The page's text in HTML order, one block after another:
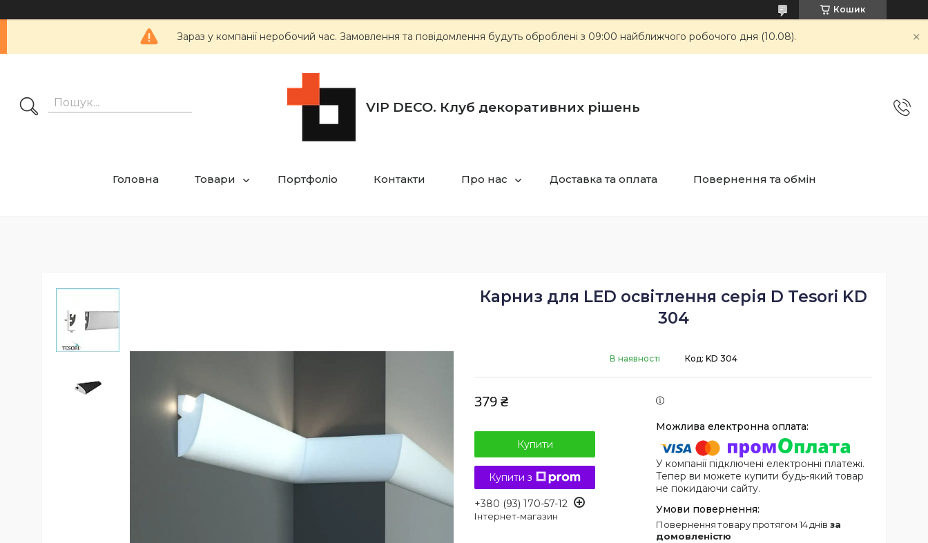
Кошик
Зараз у компанії неробочий час. Замовлення та повідомлення будуть оброблені з 09:00 найближчого робочого дня (10.08).
VIP DECO. Клуб декоративних рішень
Головна Товари Портфоліо Контакти Про нас Доставка та оплата Повернення та обмін
Карниз для LED освітлення серія D Tesori KD
304
В наявності Код: KD 304
379 ₴
Купити
Купити з
+380 (93) 170-57-12
Інтернет-магазин
У компанії підключені електронні платежі.
Тепер ви можете купити будь-який товар
не покидаючи сайту.
повернення товару протягом 14 днів за
домовленістю